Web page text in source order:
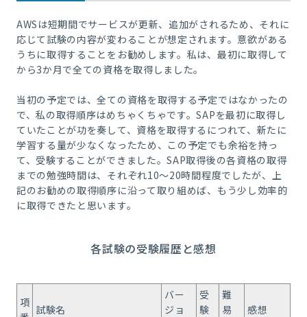
AWSは短期間でサービスが更新、追加がされるため、それに
応じて試験の内容が変わることが想定されます。意欲がある
うちに取得することをお勧めします。私は、最初に取得して
から3か月で全ての資格を取得しました。
当初の予定では、全ての資格を取得する予定ではなかったの
で、私の取得順序はめちゃくちゃです。SAPを最初に取得し
ていたことが功を奏して、資格を取得するにつれて、新たに
学習する量が少なくなったため、この予定でも余裕を持っ
て、受験することができました。SAP取得後の各資格の取得
までの勉強時間は、それぞれ10～20時間程度でしたが、上
記のお勧めの取得順序に沿って取り組めば、もう少し効率的
に取得できたと思います。
各試験の受験履歴と感想
項
試験名
バー
ジョ
受
験
難
易
感想